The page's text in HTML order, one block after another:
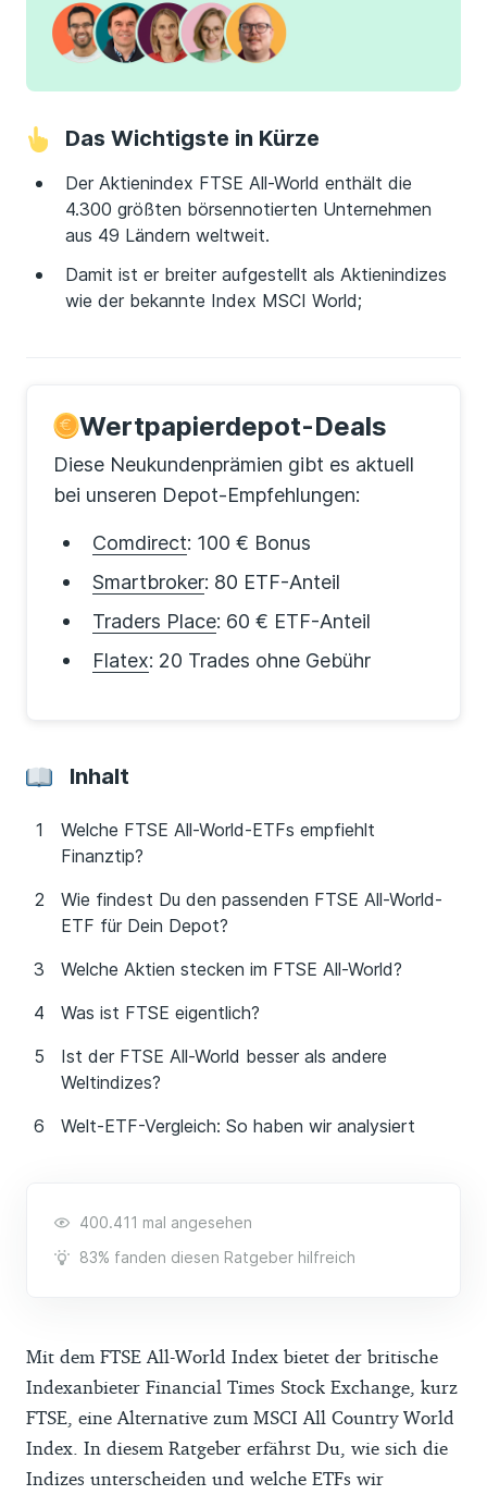
Das Wichtigste in Kürze
Der Aktienindex FTSE All-World enthält die
4.300 größten börsennotierten Unternehmen
aus 49 Ländern weltweit.
Damit ist er breiter aufgestellt als Aktienindizes
wie der bekannte Index MSCI World;
Wertpapierdepot-Deals
Diese Neukundenprämien gibt es aktuell
bei unseren Depot-Empfehlungen:
Comdirect: 100 € Bonus
Smartbroker: 80 ETF-Anteil
Traders Place: 60 € ETF-Anteil
Flatex: 20 Trades ohne Gebühr
Inhalt
Welche FTSE All-World-ETFs empfiehlt
Finanztip?
Wie findest Du den passenden FTSE All-World-
ETF für Dein Depot?
Welche Aktien stecken im FTSE All-World?
Was ist FTSE eigentlich?
Ist der FTSE All-World besser als andere
Weltindizes?
Welt-ETF-Vergleich: So haben wir analysiert
400.411 mal angesehen
83% fanden diesen Ratgeber hilfreich
Mit dem FTSE All-World Index bietet der britische
Indexanbieter Financial Times Stock Exchange, kurz
FTSE, eine Alternative zum MSCI All Country World
Index. In diesem Ratgeber erfährst Du, wie sich die
Indizes unterscheiden und welche ETFs wir